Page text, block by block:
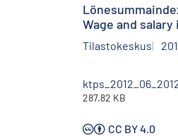
Wage and
Tilastokeskus
287.82 KB
CC BY 4.0